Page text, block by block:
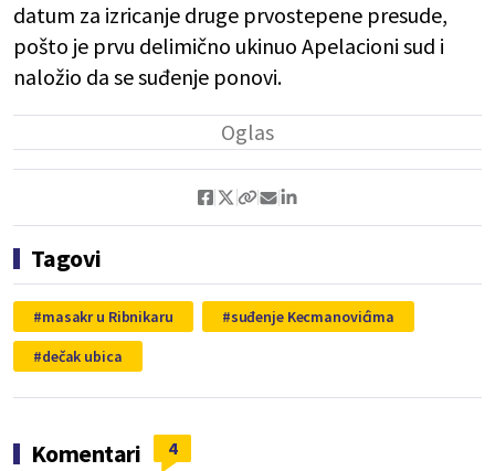
datum za izricanje druge prvostepene presude,
pošto je prvu delimično ukinuo Apelacioni sud i
naložio da se suđenje ponovi.
Tagovi
masakr u Ribnikaru
suđenje Kecmanovićima
dečak ubica
Komentari 4